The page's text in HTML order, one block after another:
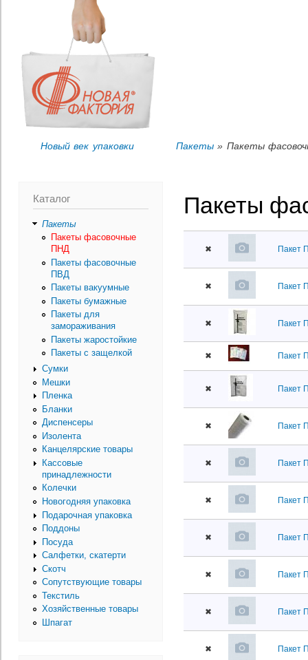
Новый век упаковки Пакеты » Пакеты
Каталог
Пакеты
Пакеты фасовочные
ПНД
Пакеты фасовочные
ПВД
Пакеты вакуумные
Пакеты бумажные
Пакеты для
замораживания
Пакеты жаростойкие
Пакеты с защелкой
Сумки
Мешки
Пленка
Бланки
Диспенсеры
Изолента
Канцелярские товары
Кассовые
принадлежности
Колечки
Новогодняя упаковка
Подарочная упаковка
Поддоны
Посуда
Салфетки, скатерти
Скотч
Сопутствующие товары
Текстиль
Хозяйственные товары
Шпагат
Пакеты
✖ Пакет
✖ Пакет
✖ Пакет
✖ Пакет
✖ Пакет
✖ Пакет
✖ Пакет
✖ Пакет
✖ Пакет
✖ Пакет
✖ Пакет
✖ Пакет